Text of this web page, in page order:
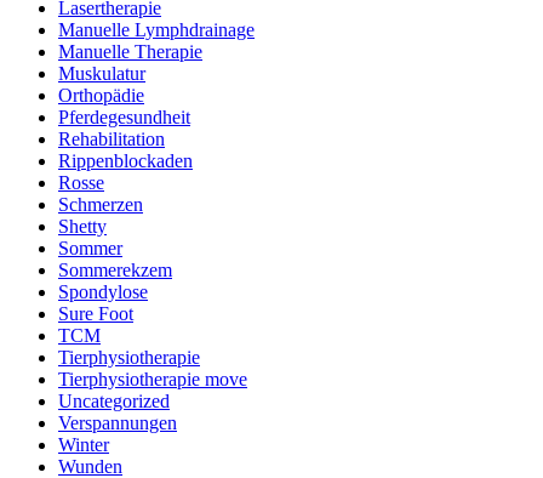
Lasertherapie
Manuelle Lymphdrainage
Manuelle Therapie
Muskulatur
Orthopädie
Pferdegesundheit
Rehabilitation
Rippenblockaden
Rosse
Schmerzen
Shetty
Sommer
Sommerekzem
Spondylose
Sure Foot
TCM
Tierphysiotherapie
Tierphysiotherapie move
Uncategorized
Verspannungen
Winter
Wunden